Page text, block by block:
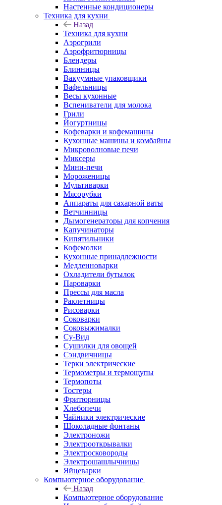
Настенные кондиционеры
Техника для кухни
Назад
Техника для кухни
Аэрогрили
Аэрофритюрницы
Блендеры
Блинницы
Вакуумные упаковщики
Вафельницы
Весы кухонные
Вспениватели для молока
Грили
Йогуртницы
Кофеварки и кофемашины
Кухонные машины и комбайны
Микроволновые печи
Миксеры
Мини-печи
Мороженицы
Мультиварки
Мясорубки
Аппараты для сахарной ваты
Ветчинницы
Дымогенераторы для копчения
Капучинаторы
Кипятильники
Кофемолки
Кухонные принадлежности
Медленноварки
Охладители бутылок
Пароварки
Прессы для масла
Раклетницы
Рисоварки
Соковарки
Соковыжималки
Су-Вид
Сушилки для овощей
Сэндвичницы
Терки электрические
Термометры и термощупы
Термопоты
Тостеры
Фритюрницы
Хлебопечи
Чайники электрические
Шоколадные фонтаны
Электроножи
Электрооткрывалки
Электросковороды
Электрошашлычницы
Яйцеварки
Компьютерное оборудование
Назад
Компьютерное оборудование